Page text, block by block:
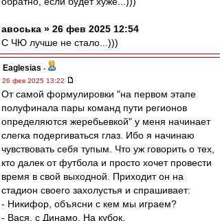
авоська » 26 фев 2025 12:54
С ЧЮ лучше не стало...)))
Eaglesias -
26 фев 2025 13:22
От самой формулировки "на первом этапе
полуфинала пары команд пути регионов
определяются жеребьевкой" у меня начинает
слегка подергиваться глаз. Ибо я начинаю
чувствовать себя тупым. Что уж говорить о тех,
кто далек от футбола и просто хочет провести
время в свой выходной. Приходит он на
стадион своего захолустья и спрашивает:
- Никифор, объясни с кем мы играем?
- Вася, с Динамо. На кубок.